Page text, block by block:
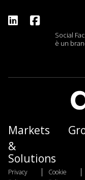
Social
è un
Markets
&
Solutions
Privacy | Cookie |